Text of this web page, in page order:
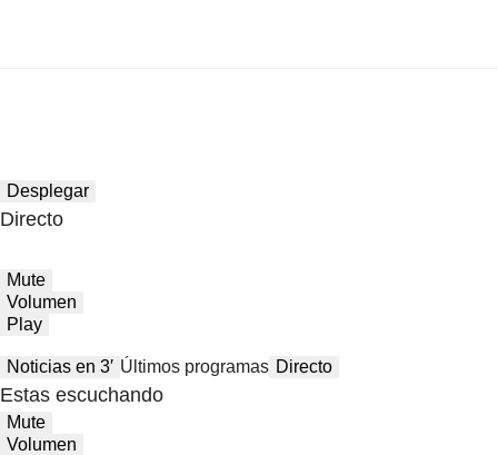
Desplegar
Directo
Mute
Volumen
Play
Noticias en 3′ Últimos programas Directo
Estas escuchando
Mute
Volumen